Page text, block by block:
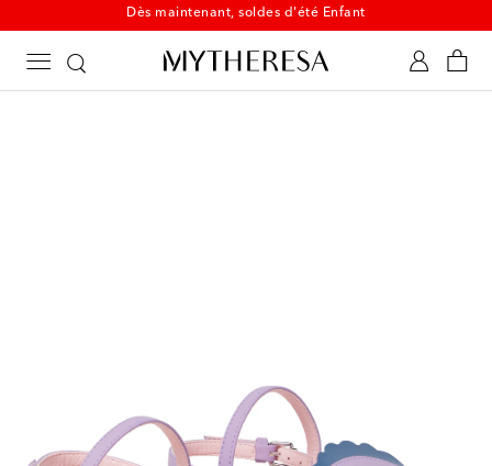
Dès maintenant, soldes d'été Enfant